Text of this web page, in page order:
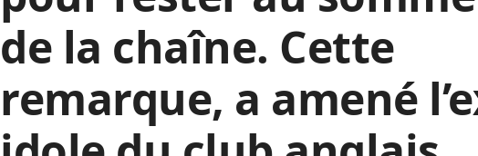
de la chaîne. Cette
remarque, a amené